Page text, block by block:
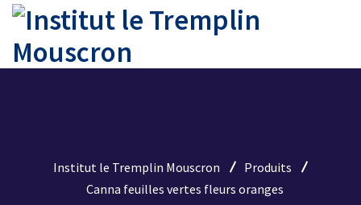
Institut le Tremplin Mouscron
Produits
Canna feuilles vertes fleurs oranges